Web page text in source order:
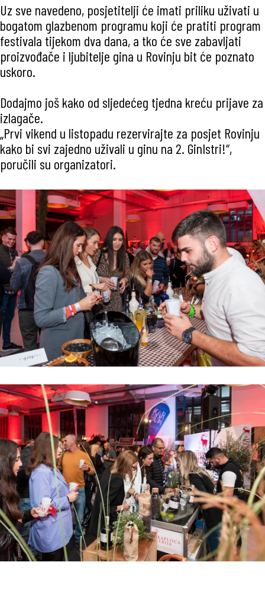
Uz sve navedeno, posjetitelji će imati priliku uživati u
bogatom glazbenom programu koji će pratiti program
festivala tijekom dva dana, a tko će sve zabavljati
proizvođače i ljubitelje gina u Rovinju bit će poznato
uskoro.
Dodajmo još kako od sljedećeg tjedna kreću prijave za
izlagače.
„Prvi vikend u listopadu rezervirajte za posjet Rovinju
kako bi svi zajedno uživali u ginu na 2. GinIstri!“,
poručili su organizatori.